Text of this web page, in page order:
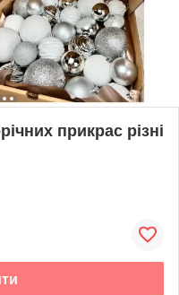
прикрас різні